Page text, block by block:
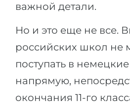
важной детали.
Но и это еще не все.
российских школ не
поступать в
напрямую,
окончания 11-го